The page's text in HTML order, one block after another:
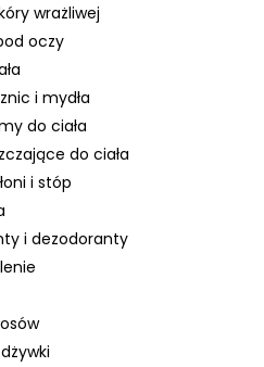
wrażliwej
oczy
i mydła
do ciała
do ciała
i stóp
i dezodoranty